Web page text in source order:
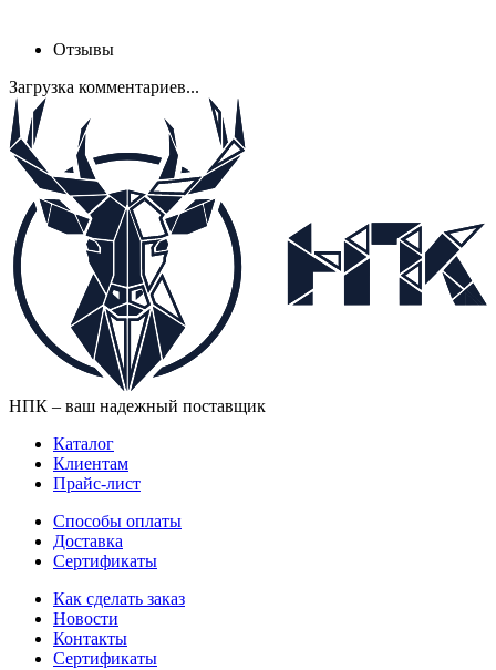
Отзывы
Загрузка комментариев...
НПК – ваш надежный поставщик
Каталог
Клиентам
Прайс-лист
Способы оплаты
Доставка
Сертификаты
Как сделать заказ
Новости
Контакты
Сертификаты